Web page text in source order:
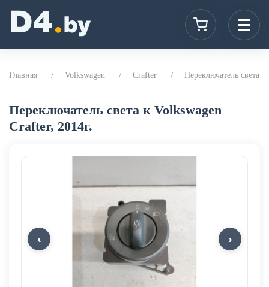
Главная Volkswagen Crafter Переключатель света
Переключатель света к Volkswagen
Crafter, 2014г.